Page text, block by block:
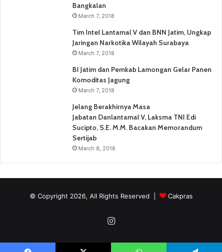
Bangkalan
March 7, 2018
Tim Intel Lantamal V dan BNN Jatim, Ungkap
Jaringan Narkotika Wilayah Surabaya
March 7, 2018
BI Jatim dan Pemkab Lamongan Gelar Panen
Komoditas Jagung
March 7, 2018
Jelang Berakhirnya Masa
Jabatan Danlantamal V, Laksma TNI Edi
Sucipto, S.E. M.M. Bacakan Memorandum
Sertijab
March 8, 2018
© Copyright 2026, All Rights Reserved | Cakpras
Instagram